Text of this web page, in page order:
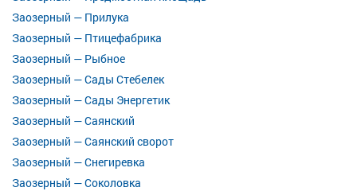
Заозерный — Прилука
Заозерный — Птицефабрика
Заозерный — Рыбное
Заозерный — Сады Стебелек
Заозерный — Сады Энергетик
Заозерный — Саянский
Заозерный — Саянский сворот
Заозерный — Снегиревка
Заозерный — Соколовка